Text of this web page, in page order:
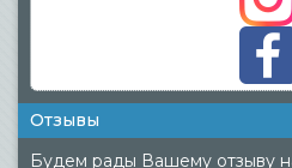
Отзывы
Будем рады Вашему отзыву